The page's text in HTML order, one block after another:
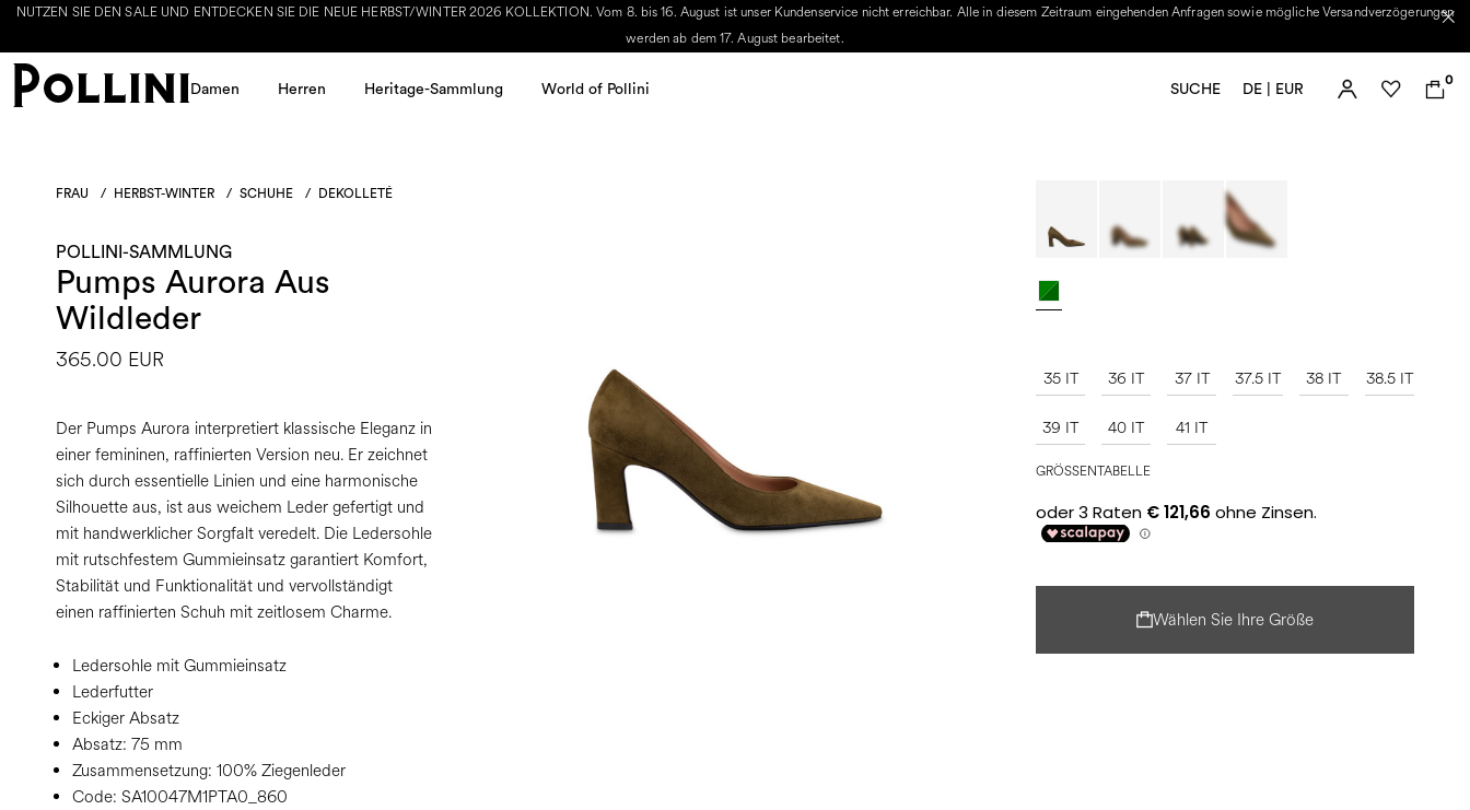
NUTZEN SIE DEN SALE UND ENTDECKEN SIE DIE NEUE HERBST/WINTER 2026 KOLLEKTION. Vom 8. bis 16. August ist unser Kundenservice nicht erreichbar. Alle in diesem Zeitraum eingehenden Anfragen sowie mögliche Versandverzögerungen
werden ab dem 17. August bearbeitet.
Damen Herren Heritage-Sammlung World of Pollini SUCHE DE | EUR
0
FRAU / HERBST-WINTER / SCHUHE / DEKOLLETÉ
POLLINI-SAMMLUNG
Pumps Aurora Aus
Wildleder
365.00 EUR
Der Pumps Aurora interpretiert klassische Eleganz in
einer femininen, raffinierten Version neu. Er zeichnet
sich durch essentielle Linien und eine harmonische
Silhouette aus, ist aus weichem Leder gefertigt und
mit handwerklicher Sorgfalt veredelt. Die Ledersohle
mit rutschfestem Gummieinsatz garantiert Komfort,
Stabilität und Funktionalität und vervollständigt
einen raffinierten Schuh mit zeitlosem Charme.
Ledersohle mit Gummieinsatz
Lederfutter
Eckiger Absatz
Absatz: 75 mm
Zusammensetzung: 100% Ziegenleder
Code: SA10047M1PTA0_860
35 IT 36 IT 37 IT 37.5 IT 38 IT 38.5 IT
39 IT 40 IT 41 IT
GRÖSSENTABELLE
Wählen Sie Ihre Größe